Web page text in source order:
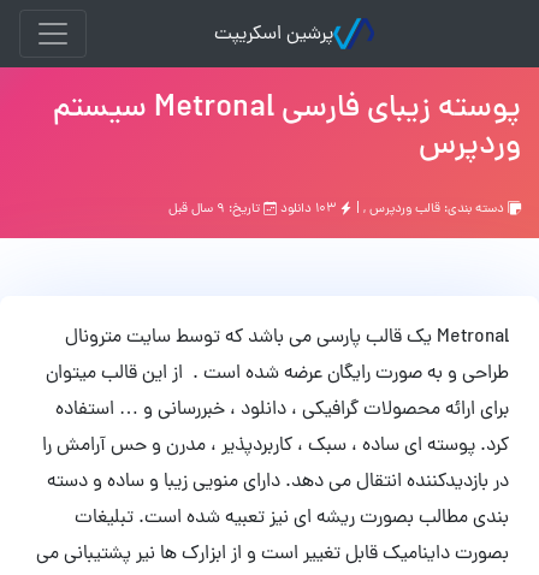
پرشین اسکریپت
پوسته زیبای فارسی Metronal سیستم
وردپرس
دسته بندی: قالب وردپرس, | تاریخ: ۹ سال قبل
Metronal یک قالب پارسی می باشد که توسط سایت مترونال
طراحی و به صورت رایگان عرضه شده است . از این قالب میتوان
برای ارائه محصولات گرافیکی ، دانلود ، خبررسانی و … استفاده
کرد. پوسته ای ساده ، سبک ، کاربردپذیر ، مدرن و حس آرامش را
در بازدیدکننده انتقال می دهد. دارای منویی زیبا و ساده و دسته
بندی مطالب بصورت ریشه ای نیز تعبیه شده است. تبلیغات
بصورت داینامیک قابل تغییر است و از ابزارک ها نیر پشتیبانی می